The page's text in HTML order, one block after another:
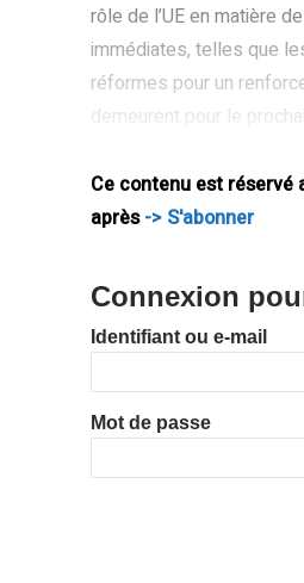
rôle de l’UE en matière
immédiates, telles que
réformes pour un
demeurent pour le
Ce contenu est réservé
après-> S'abonner
Connexion
Identifiant ou e-mail
Mot de passe